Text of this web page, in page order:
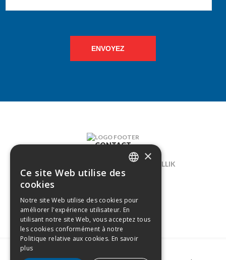
ENVOYEZ
CONTACT
LELIEGAARDE 22, B-1731 ZELLIK
INFO@CREAMODA.BE
BE0407.694.265
×
Ce site Web utilise des
cookies
Notre site Web utilise des cookies pour
améliorer l'expérience utilisateur. En
utilisant notre site Web, vous acceptez tous
les cookies conformément à notre
Politique relative aux cookies. En savoir
plus